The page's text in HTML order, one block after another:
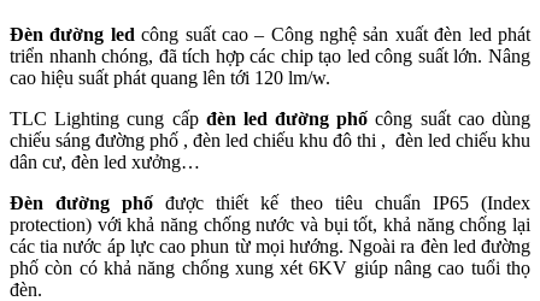
Đèn đường led công suất cao – Công nghệ sản xuất đèn led phát
triển nhanh chóng, đã tích hợp các chip tạo led công suất lớn. Nâng
cao hiệu suất phát quang lên tới 120 lm/w.
TLC Lighting cung cấp đèn led đường phố công suất cao dùng
chiếu sáng đường phố , đèn led chiếu khu đô thi , đèn led chiếu khu
dân cư, đèn led xưởng…
Đèn đường phố được thiết kế theo tiêu chuẩn IP65 (Index
protection) với khả năng chống nước và bụi tốt, khả năng chống lại
các tia nước áp lực cao phun từ mọi hướng. Ngoài ra đèn led đường
phố còn có khả năng chống xung xét 6KV giúp nâng cao tuổi thọ
đèn.